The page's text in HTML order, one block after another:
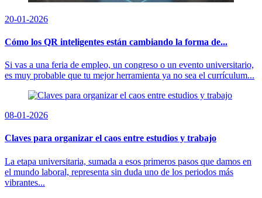
20-01-2026
Cómo los QR inteligentes están cambiando la forma de...
Si vas a una feria de empleo, un congreso o un evento universitario,
es muy probable que tu mejor herramienta ya no sea el currículum...
08-01-2026
Claves para organizar el caos entre estudios y trabajo
La etapa universitaria, sumada a esos primeros pasos que damos en
el mundo laboral, representa sin duda uno de los periodos más
vibrantes...